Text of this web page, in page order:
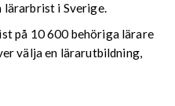
lärarbrist i Sverige.
på 10 600 behöriga lärare
välja en lärarutbildning,